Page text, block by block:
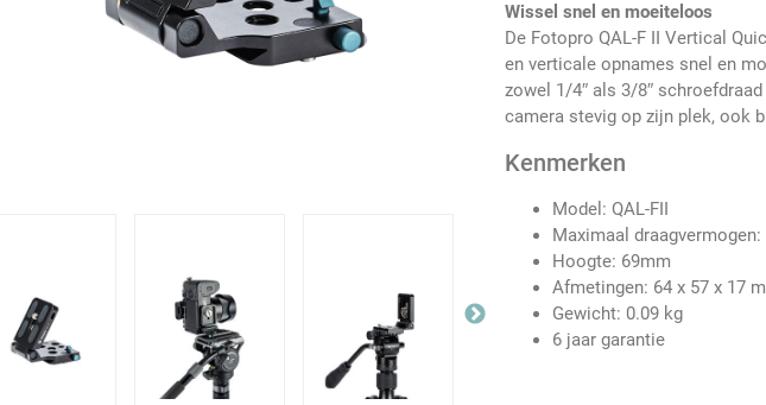
Wissel snel en moeiteloos
De Fotopro QAL-F II Vertical
en verticale opnames snel en
zowel 1/4″ als 3/8″
camera stevig op zijn plek, ook
Kenmerken
Model: QAL-FII
Maximaal draagvermogen:
Hoogte: 69mm
Afmetingen: 64 x 57 x 17
Gewicht: 0.09 kg
6 jaar garantie